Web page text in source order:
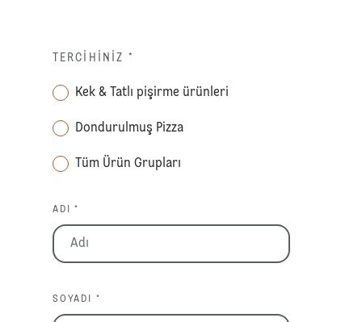
TERCIHINIZ *
Kek & Tatlı pişirme ürünleri
Dondurulmuş Pizza
Tüm Ürün Grupları
ADI *
SOYADI *